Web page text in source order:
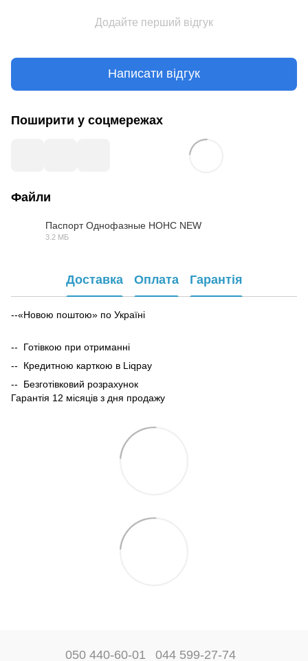
Додайте перший відгук
Написати відгук
Поширити у соцмережах
Файли
Паспорт Однофазные НОНС NEW
3.2 МБ
Доставка Оплата Гарантія
--«Новою поштою» по Україні
-- Готівкою при отриманні
-- Кредитною карткою в Liqpay
-- Безготівковий розрахунок
Гарантія 12 місяців з дня продажу
050 440-60-01 044 599-27-74